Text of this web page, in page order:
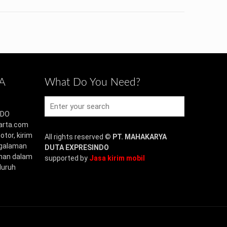
kirim
dalam
What Do You Need?
All rights reserved © PT. MAHAKARYA
DUTA EXPRESINDO
supported by Jasa kirim mobil